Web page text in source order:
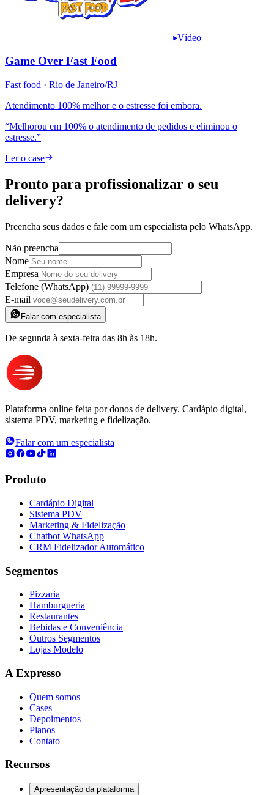
Vídeo
Game Over Fast Food
Fast food · Rio de Janeiro/RJ
Atendimento 100% melhor e o estresse foi embora.
“Melhorou em 100% o atendimento de pedidos e eliminou o
estresse.”
Ler o case
Pronto para profissionalizar o seu
delivery?
Preencha seus dados e fale com um especialista pelo WhatsApp.
Não preencha
Nome
Empresa
Telefone (WhatsApp)
E-mail
Falar com especialista
De segunda à sexta-feira das 8h às 18h.
Plataforma online feita por donos de delivery. Cardápio digital,
sistema PDV, marketing e fidelização.
Falar com um especialista
Produto
Cardápio Digital
Sistema PDV
Marketing & Fidelização
Chatbot WhatsApp
CRM Fidelizador Automático
Segmentos
Pizzaria
Hamburgueria
Restaurantes
Bebidas e Conveniência
Outros Segmentos
Lojas Modelo
A Expresso
Quem somos
Cases
Depoimentos
Planos
Contato
Recursos
Apresentação da plataforma